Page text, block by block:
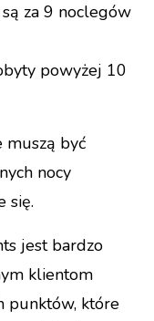
za 9 noclegów
powyżej 10
muszą być
nocy
się.
jest bardzo
klientom
punktów, które